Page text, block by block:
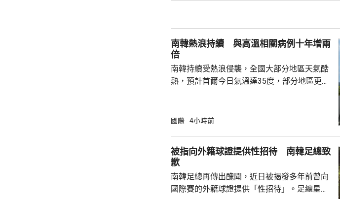
約的衝突。 北約拒絕置評，只表示一直評估不
同情況，準備好在必要時作出防衛和威...
南韓熱浪持續 與高溫相關病例十年增兩
倍
南韓持續受熱浪侵襲，全國大部分地區天氣酷
熱，預計首爾今日氣溫達35度，部分地區更高
天氣。 高溫天氣可能引致健康問題。南韓當局
2016至2020年增至658宗，過去5年稍為回
落，但仍有638宗。與高溫天氣有關的死亡病
例亦有所增加，...
國際 4小時前
被指向外籍球證提供性招待 南韓足總致
歉
南韓足總再傳出醜聞，近日被揭發多年前曾向
國際賽的外籍球證提供「性招待」。足總星期